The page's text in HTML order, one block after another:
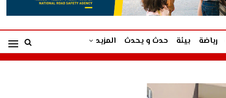
رياضة بيئة حدث و يحدث المزيد